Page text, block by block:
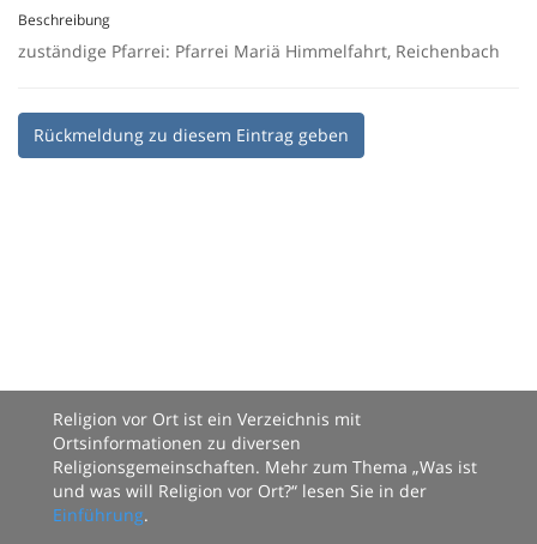
Beschreibung
zuständige Pfarrei: Pfarrei Mariä Himmelfahrt, Reichenbach
Rückmeldung zu diesem Eintrag geben
Religion vor Ort ist ein Verzeichnis mit
Ortsinformationen zu diversen
Religionsgemeinschaften. Mehr zum Thema „Was ist
und was will Religion vor Ort?“ lesen Sie in der
Einführung.